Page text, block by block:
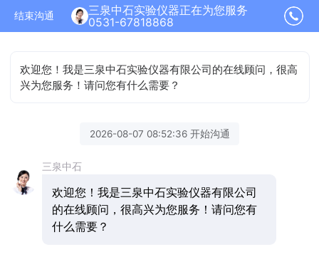
结束沟通
三泉中石实验仪器正在为您服务
0531-67818868
欢迎您！我是三泉中石实验仪器有限公司的在线顾问，很高
兴为您服务！请问您有什么需要？
2026-08-07 08:52:36 开始沟通
三泉中石
欢迎您！我是三泉中石实验仪器有限公司
的在线顾问，很高兴为您服务！请问您有
什么需要？